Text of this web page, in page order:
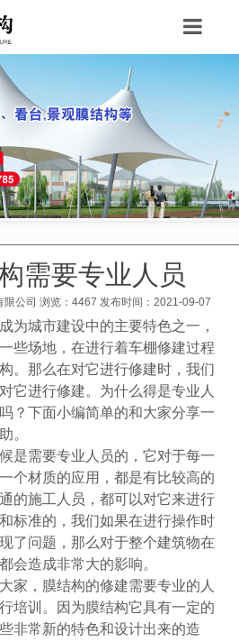
Toggle
需要专业人员
公司 浏览： 4467 发布时间：2021-09-07
城市建设中的主要特色之一，
些场地，在进行着车棚修建过程
。那么在对它进行修建时，我们
它进行修建。为什么得是专业人
？下面小编简单的和大家分享一
。
需要专业人员的，它对于每一
个材质的应用，都是有比较高的
的施工人员，都可以对它来进行
标准的，我们如果在进行操作时
了问题，那么对于整个建筑物在
会造成非常大的影响。
，膜结构的修建需要专业的人
培训。因为膜结构它具有一定的
非常新的特色和设计出来的造